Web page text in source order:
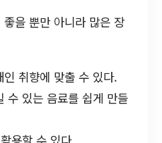
을 뿐만 아니라 많은 장
취향에 맞출 수 있다.
수 있는 음료를 쉽게 만들